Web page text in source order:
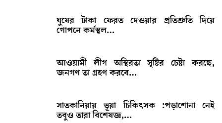
ঘুষের টাকা ফেরত দেওয়ার প্রতিশ্রুতি দিয়ে
গোপনে কর্মস্থল…
আওয়ামী লীগ অস্থিরতা সৃষ্টির চেষ্টা করছে,
জনগণ তা গ্রহণ করবে…
সাতকানিয়ায় ভূয়া চিকিৎসক :পড়াশোনা নেই
তবুও তারা বিশেষজ্ঞ,…